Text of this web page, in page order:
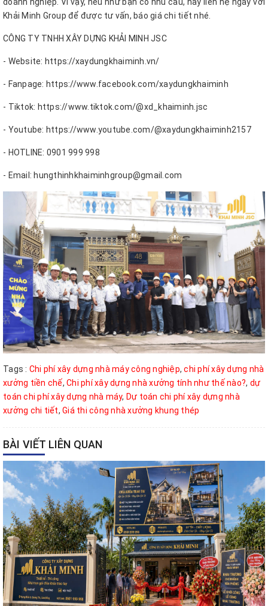
doanh nghiệp. Vì vậy, nếu như bạn có nhu cầu, hãy liên hệ ngay với
Khải Minh Group để được tư vấn, báo giá chi tiết nhé.
CÔNG TY TNHH XÂY DỰNG KHẢI MINH JSC
- Website: https://xaydungkhaiminh.vn/
- Fanpage: https://www.facebook.com/xaydungkhaiminh
- Tiktok: https://www.tiktok.com/@xd_khaiminh.jsc
- Youtube: https://www.youtube.com/@xaydungkhaiminh2157
- HOTLINE: 0901 999 998
- Email: hungthinhkhaiminhgroup@gmail.com
Tags : Chi phí xây dựng nhà máy công nghiệp,chi phí xây dựng nhà
xưởng tiền chế, Chi phí xây dựng nhà xưởng tính như thế nào?, dự
toán chi phí xây dựng nhà máy, Dự toán chi phí xây dựng nhà
xưởng chi tiết, Giá thi công nhà xưởng khung thép
BÀI VIẾT LIÊN QUAN